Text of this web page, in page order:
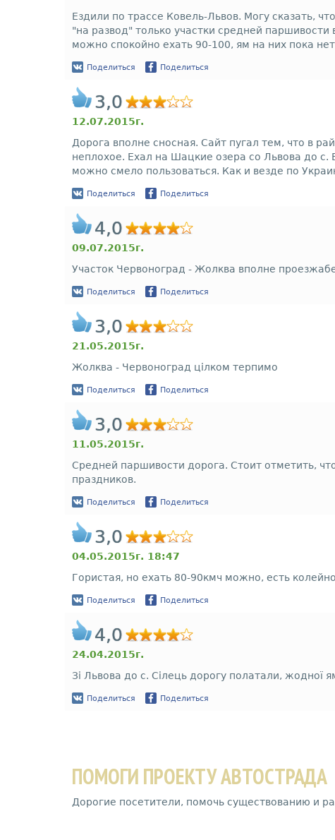
Ездили по трассе Ковель-Львов. Могу сказать,
"на развод" только участки средней
можно спокойно ехать 90-100, ям на них пока
Поделиться Поделиться
3,0
12.07.2015г.
Дорога вполне сносная. Сайт пугал тем, что в
неплохое. Ехал на Шацкие озера со Львова до
можно смело пользоваться. Как и везде по
Поделиться Поделиться
4,0
09.07.2015г.
Участок Червоноград - Жолква вполне
Поделиться Поделиться
3,0
21.05.2015г.
Жолква - Червоноград цілком терпимо
Поделиться Поделиться
3,0
11.05.2015г.
Средней паршивости дорога. Стоит отметить,
праздников.
Поделиться Поделиться
3,0
04.05.2015г. 18:47
Гористая, но ехать 80-90кмч можно, есть
Поделиться Поделиться
4,0
24.04.2015г.
Зі Львова до с. Сілець дорогу полатали, жодної
Поделиться Поделиться
ПОМОГИ ПРОЕКТУ АВТОСТРАДА
Дорогие посетители, помочь существованию и